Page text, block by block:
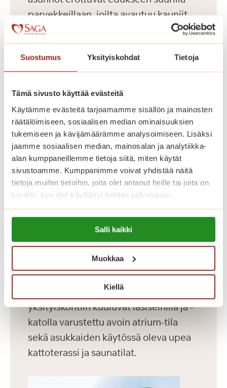
Suostumus Yksityiskohdat Tietoja
Tämä sivusto käyttää evästeitä
Käytämme evästeitä tarjoamamme sisällön ja mainosten
räätälöimiseen, sosiaalisen median ominaisuuksien
tukemiseen ja kävijämäärämme analysoimiseen. Lisäksi
jaamme sosiaalisen median, mainosalan ja analytiikka-
alan kumppaneillemme tietoja siitä, miten käytät
sivustoamme. Kumppanimme voivat yhdistää näitä
tietoja muihin tietoihin, joita olet antanut heille tai joita on
kerätty, kun olet käyttänyt heidän palvelujaan.
Lue lisää evästeistä:
https://sagacare.fi/evasteet/
Salli kaikki
Muokkaa
Kiellä
parvekkeillaan, joilta avautuu kauniit
näkymät Koneenpuistoon. Lisäksi
talossa on muun muassa jalkahoitajan
tilat, saunaosasto ja pyykkitupa.
Dosentinlinna
Dosentinlinna on vuonna 2016
valmistunut laajennusosa.
Dosentinlinnassa on 71 modernia
asuntoa, joiden koko vaihtelee 30-60
m² välillä. Rakennuksen vaikuttaviin
yksityiskohtiin kuuluvat lasiseinillä ja -
katolla varustettu avoin atrium-tila
sekä asukkaiden käytössä oleva upea
kattoterassi ja saunatilat.